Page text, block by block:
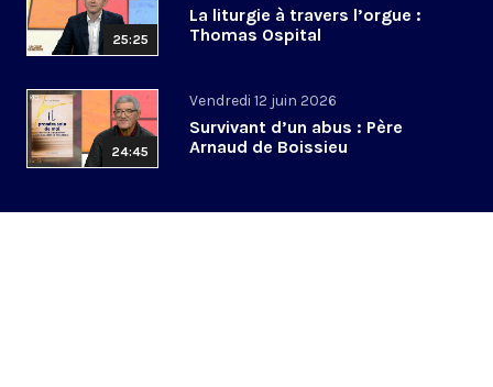
25:25
La liturgie à travers l’orgue :
Thomas Ospital
24:45
Vendredi 12 juin 2026
Survivant d’un abus : Père
Arnaud de Boissieu